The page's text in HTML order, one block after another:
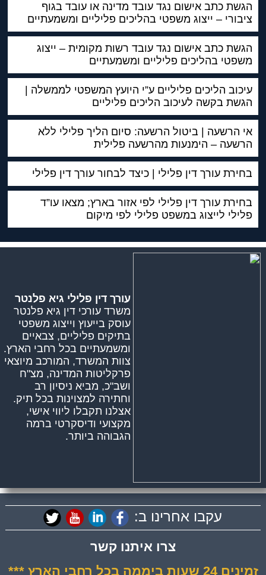
הגשת כתב אישום נגד עובד מדינה או עובד בגוף
ציבורי – ייצוג משפטי בהליכים פליליים ומשמעתיים
הגשת כתב אישום נגד עובד רשות מקומית – ייצוג
משפטי בהליכים פליליים ומשמעתיים
עיכוב הליכים פליליים ע”י היועץ המשפטי לממשלה |
הגשת בקשה לעיכוב הליכים פליליים
אי הרשעה | ביטול הרשעה: סיום הליך פלילי ללא
הרשעה – הימנעות מהרשעה פלילית
בחירת עורך דין פלילי | כיצד לבחור עורך דין פלילי
בחירת עורך דין פלילי לפי אזור בארץ; מצאו עו”ד
פלילי לייצוג במשפט פלילי לפי מיקום
עורך דין פלילי גיא פלנטר
משרד עורכי דין גיא פלנטר
עוסק בייעוץ וייצוג משפטי
בתיקים פליליים, צבאיים
ומשמעתיים בכל רחבי הארץ.
צוות המשרד, המורכב מיוצאי
פרקליטות המדינה, מצ"ח
ושב"כ, מביא ניסיון רב
וחתירה למצוינות בכל תיק.
אצלנו תקבלו ליווי אישי,
מקצועי ודיסקרטי ברמה
הגבוהה ביותר.
עקבו אחרינו ב:
צרו איתנו קשר
זמינים 24 שעות ביממה בכל רחבי הארץ ***